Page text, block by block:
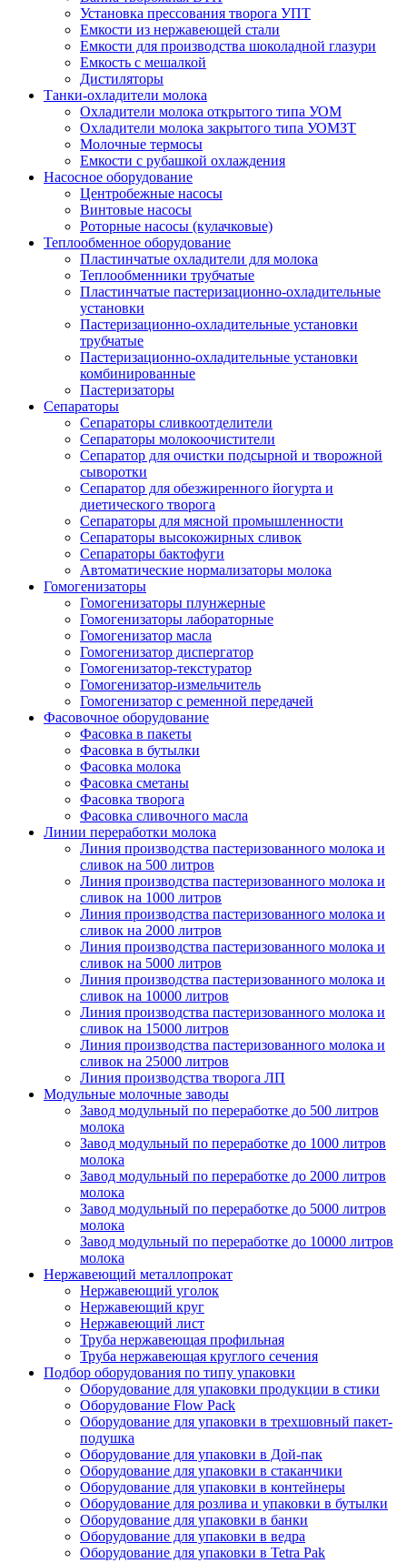
Установка прессования творога УПТ
Емкости из нержавеющей стали
Емкости для производства шоколадной глазури
Емкость с мешалкой
Дистиляторы
Танки-охладители молока
Охладители молока открытого типа УОМ
Охладители молока закрытого типа УОМЗТ
Молочные термосы
Емкости с рубашкой охлаждения
Насосное оборудование
Центробежные насосы
Винтовые насосы
Роторные насосы (кулачковые)
Теплообменное оборудование
Пластинчатые охладители для молока
Теплообменники трубчатые
Пластинчатые пастеризационно-охладительные
установки
Пастеризационно-охладительные установки
трубчатые
Пастеризационно-охладительные установки
комбинированные
Пастеризаторы
Сепараторы
Сепараторы сливкоотделители
Сепараторы молокоочистители
Сепаратор для очистки подсырной и творожной
сыворотки
Сепаратор для обезжиренного йогурта и
диетического творога
Сепараторы для мясной промышленности
Сепараторы высокожирных сливок
Сепараторы бактофуги
Автоматические нормализаторы молока
Гомогенизаторы
Гомогенизаторы плунжерные
Гомогенизаторы лабораторные
Гомогенизатор масла
Гомогенизатор диспергатор
Гомогенизатор-текстуратор
Гомогенизатор-измельчитель
Гомогенизатор с ременной передачей
Фасовочное оборудование
Фасовка в пакеты
Фасовка в бутылки
Фасовка молока
Фасовка сметаны
Фасовка творога
Фасовка сливочного масла
Линии переработки молока
Линия производства пастеризованного молока и
сливок на 500 литров
Линия производства пастеризованного молока и
сливок на 1000 литров
Линия производства пастеризованного молока и
сливок на 2000 литров
Линия производства пастеризованного молока и
сливок на 5000 литров
Линия производства пастеризованного молока и
сливок на 10000 литров
Линия производства пастеризованного молока и
сливок на 15000 литров
Линия производства пастеризованного молока и
сливок на 25000 литров
Линия производства творога ЛП
Модульные молочные заводы
Завод модульный по переработке до 500 литров
молока
Завод модульный по переработке до 1000 литров
молока
Завод модульный по переработке до 2000 литров
молока
Завод модульный по переработке до 5000 литров
молока
Завод модульный по переработке до 10000 литров
молока
Нержавеющий металлопрокат
Нержавеющий уголок
Нержавеющий круг
Нержавеющий лист
Труба нержавеющая профильная
Труба нержавеющая круглого сечения
Подбор оборудования по типу упаковки
Оборудование для упаковки продукции в стики
Оборудование Flow Pack
Оборудование для упаковки в трехшовный пакет-
подушка
Оборудование для упаковки в Дой-пак
Оборудование для упаковки в стаканчики
Оборудование для упаковки в контейнеры
Оборудование для розлива и упаковки в бутылки
Оборудование для упаковки в банки
Оборудование для упаковки в ведра
Оборудование для упаковки в Tetra Pak